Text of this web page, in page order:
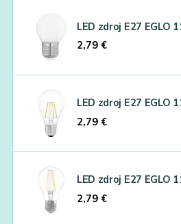
LED zdroj E27 EGLO
2,79 €
LED zdroj E27 EGLO
2,79 €
LED zdroj E27 EGLO
2,79 €